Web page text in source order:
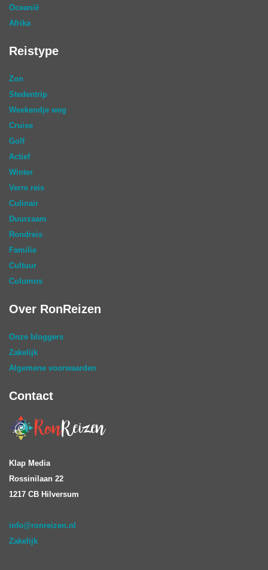
Oceanië
Afrika
Reistype
Zon
Stedentrip
Weekendje weg
Cruise
Golf
Actief
Winter
Verre reis
Culinair
Duurzaam
Rondreis
Familie
Cultuur
Columns
Over RonReizen
Onze bloggers
Zakelijk
Algemene voorwaarden
Contact
Klap Media
Rossinilaan 22
1217 CB Hilversum
info@ronreizen.nl
Zakelijk